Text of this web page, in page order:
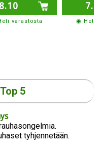
8.10
varastosta
7.80
◉ Heti
5
tyhjennetään.